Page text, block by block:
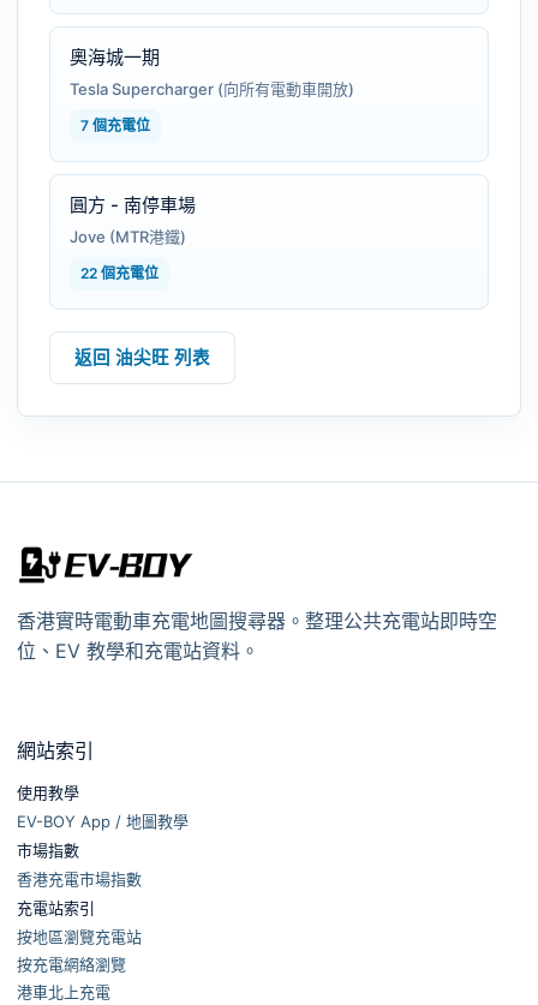
奧海城一期
Tesla Supercharger (向所有電動車開放)
7 個充電位
圓方 - 南停車場
Jove (MTR港鐵)
22 個充電位
返回 油尖旺 列表
香港實時電動車充電地圖搜尋器。整理公共充電站即時空
位、EV 教學和充電站資料。
網站索引
使用教學
EV-BOY App / 地圖教學
市場指數
香港充電市場指數
充電站索引
按地區瀏覽充電站
按充電網絡瀏覽
港車北上充電